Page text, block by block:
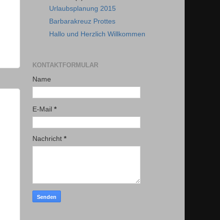
Urlaubsplanung 2015
Barbarakreuz Prottes
Hallo und Herzlich Willkommen
KONTAKTFORMULAR
Name
E-Mail *
Nachricht *